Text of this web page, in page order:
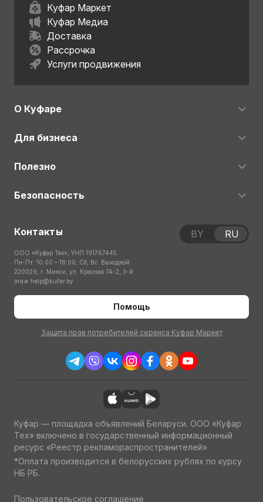
Куфар Маркет
Куфар Медиа
Доставка
Рассрочка
Услуги продвижения
О Куфаре
Для бизнеса
Полезно
Безопасность
Контакты
ООО «Куфар Тех», УНП 191767445
Пн-Пт: 10:00 – 18:00; Сб, Вс: Выходной
220029, г. Минск, ул. Красная 7А-2, 3-й
этаж help@kufar.by
Помощь
Защита прав потребителей сервиса Куфар Маркет
BY RU
Куфар — площадка объявлений Беларуси. ООО «Куфар
Тех» включено в государственный информационный
ресурс «Реестр рекламораспространителей»
*Оплата производится в белорусских рублях по курсу
НБ РБ.
Пользовательское соглашение